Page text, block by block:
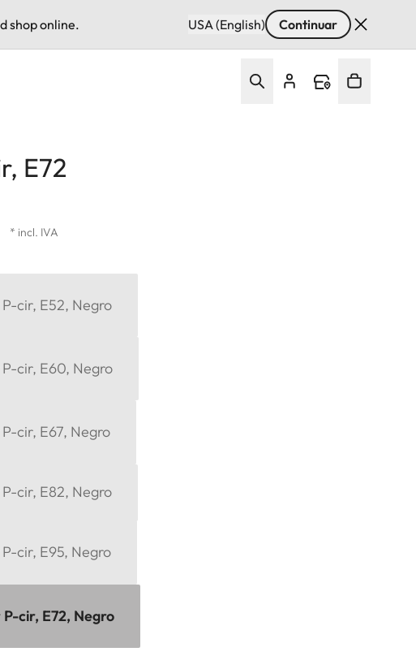
shop online. USA (English) Continuar
E72
* incl. IVA
cir, E52, Negro
cir, E60, Negro
cir, E67, Negro
cir, E82, Negro
cir, E95, Negro
cir, E72, Negro